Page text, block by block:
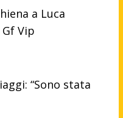
a Luca
Vip
“Sono stata